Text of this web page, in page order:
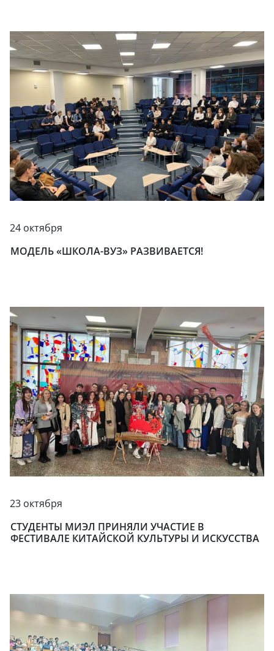
24 октября
МОДЕЛЬ «ШКОЛА-ВУЗ» РАЗВИВАЕТСЯ!
23 октября
СТУДЕНТЫ МИЭЛ ПРИНЯЛИ УЧАСТИЕ В
ФЕСТИВАЛЕ КИТАЙСКОЙ КУЛЬТУРЫ И ИСКУССТВА